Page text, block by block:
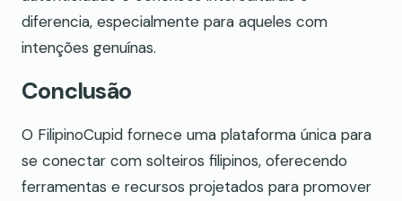
diferencia, especialmente para aqueles com
intenções genuínas.
Conclusão
O FilipinoCupid fornece uma plataforma única para
se conectar com solteiros filipinos, oferecendo
ferramentas e recursos projetados para promover